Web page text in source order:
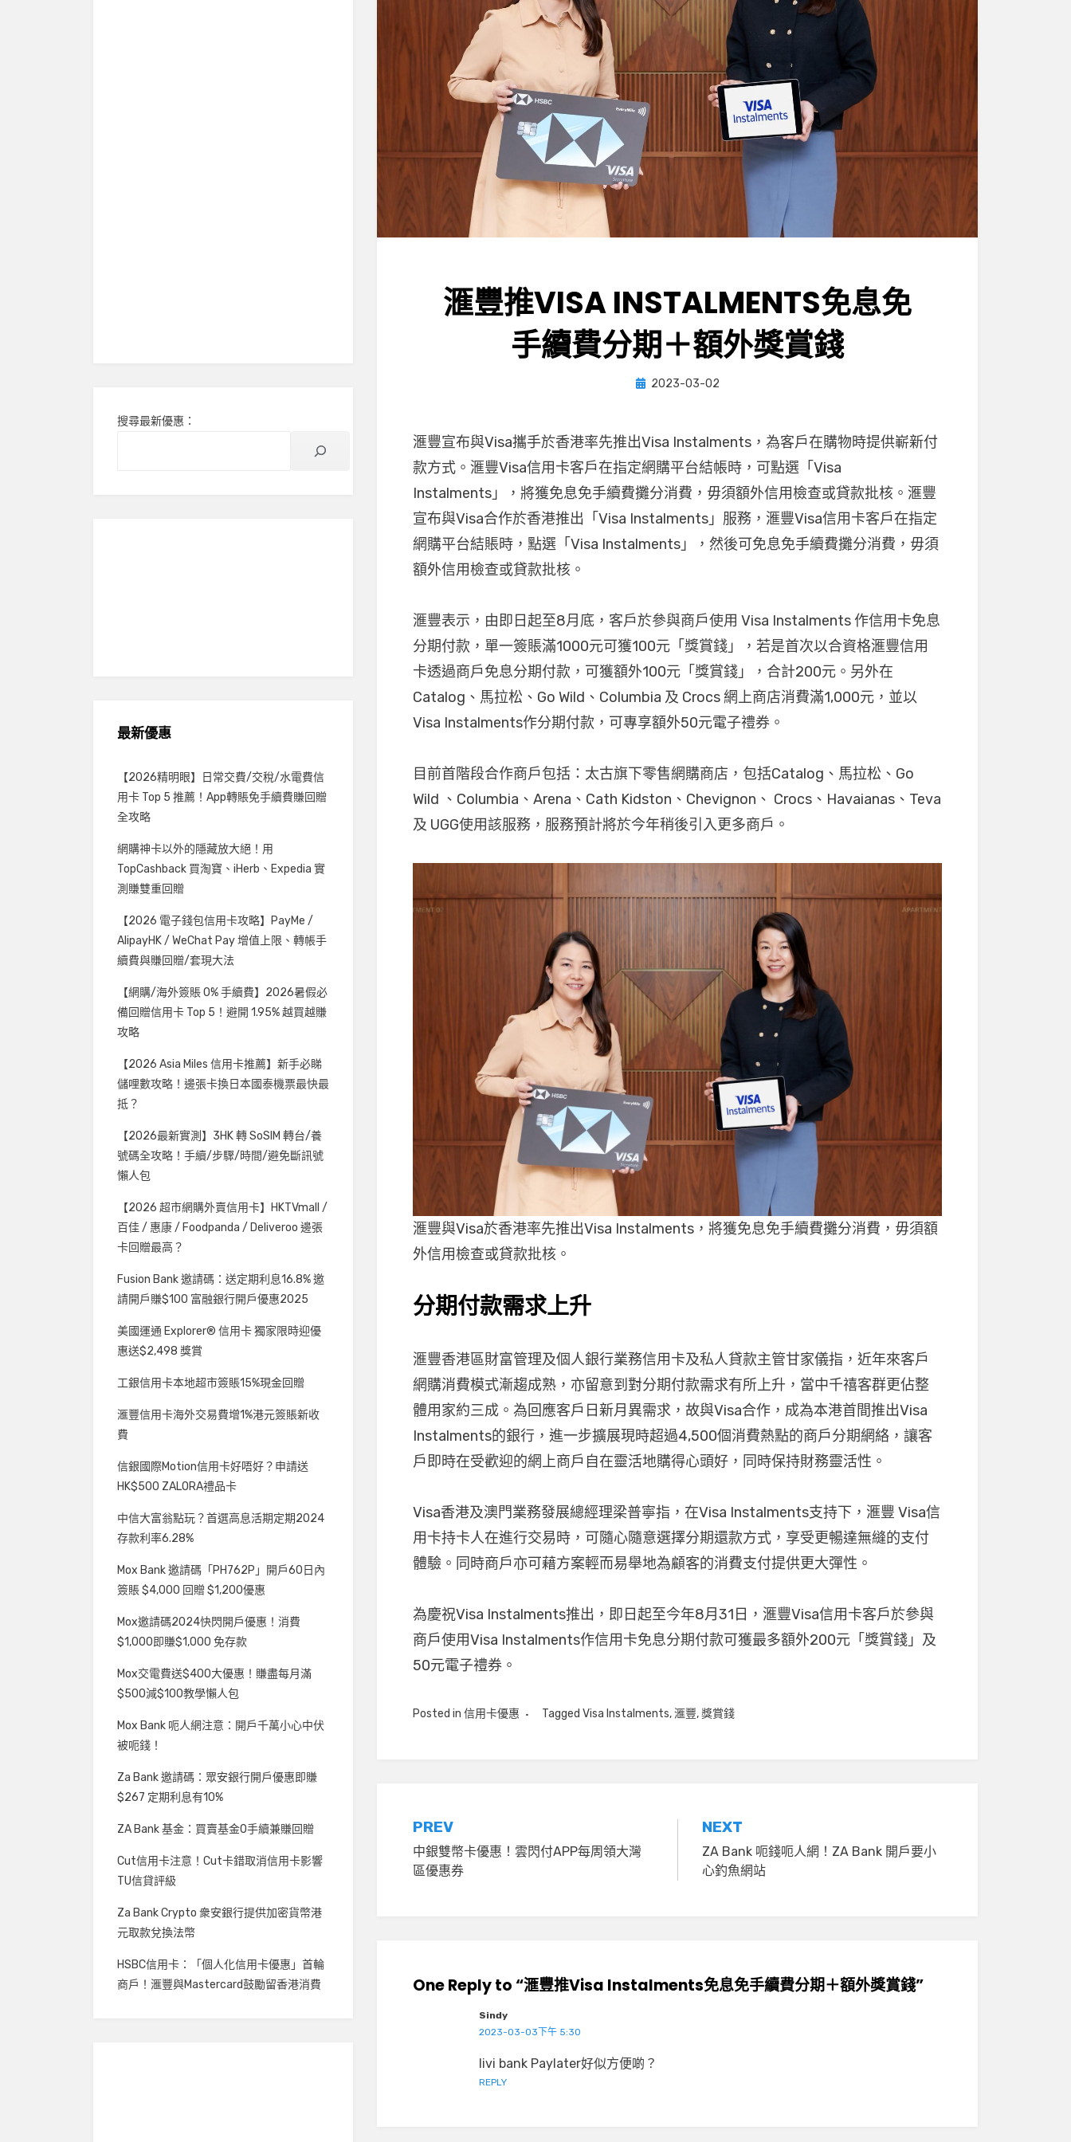
滙豐推VISA INSTALMENTS免息免
手續費分期＋額外獎賞錢
by小編
Posted
2023-03-02
滙豐宣布與Visa攜手於香港率先推出Visa Instalments，為客戶在購物時提供嶄新付
款方式。滙豐Visa信用卡客戶在指定網購平台結帳時，可點選「Visa
Instalments」，將獲免息免手續費攤分消費，毋須額外信用檢查或貸款批核。滙豐
宣布與Visa合作於香港推出「Visa Instalments」服務，滙豐Visa信用卡客戶在指定
網購平台結賬時，點選「Visa Instalments」，然後可免息免手續費攤分消費，毋須
額外信用檢查或貸款批核。
滙豐表示，由即日起至8月底，客戶於參與商戶使用 Visa Instalments 作信用卡免息
分期付款，單一簽賬滿1000元可獲100元「獎賞錢」，若是首次以合資格滙豐信用
卡透過商戶免息分期付款，可獲額外100元「獎賞錢」，合計200元。另外在
Catalog、馬拉松、Go Wild、Columbia 及 Crocs 網上商店消費滿1,000元，並以
Visa Instalments作分期付款，可專享額外50元電子禮券。
目前首階段合作商戶包括：太古旗下零售網購商店，包括Catalog、馬拉松、Go
Wild 、Columbia、Arena、Cath Kidston、Chevignon、 Crocs、Havaianas、Teva
及 UGG使用該服務，服務預計將於今年稍後引入更多商戶。
滙豐與Visa於香港率先推出Visa Instalments，將獲免息免手續費攤分消費，毋須額
外信用檢查或貸款批核。
分期付款需求上升
滙豐香港區財富管理及個人銀行業務信用卡及私人貸款主管甘家儀指，近年來客戶
網購消費模式漸趨成熟，亦留意到對分期付款需求有所上升，當中千禧客群更佔整
體用家約三成。為回應客戶日新月異需求，故與Visa合作，成為本港首間推出Visa
Instalments的銀行，進一步擴展現時超過4,500個消費熱點的商戶分期網絡，讓客
戶即時在受歡迎的網上商戶自在靈活地購得心頭好，同時保持財務靈活性。
Visa香港及澳門業務發展總經理梁普寧指，在Visa Instalments支持下，滙豐 Visa信
用卡持卡人在進行交易時，可隨心隨意選擇分期還款方式，享受更暢達無縫的支付
體驗。同時商戶亦可藉方案輕而易舉地為顧客的消費支付提供更大彈性。
為慶祝Visa Instalments推出，即日起至今年8月31日，滙豐Visa信用卡客戶於參與
商戶使用Visa Instalments作信用卡免息分期付款可獲最多額外200元「獎賞錢」及
50元電子禮券。
Posted in信用卡優惠 TaggedVisa Instalments,滙豐,獎賞錢
文
章
PREV
中銀雙幣卡優惠！雲閃付APP每周領大灣
區優惠券
NEXT
ZA Bank 呃錢呃人網！ZA Bank 開戶要小
心釣魚網站
One Reply to “滙豐推Visa Instalments免息免手續費分期＋額外獎賞錢”
Sindy
2023-03-03下午 5:30
livi bank Paylater好似方便啲？
REPLY
搜尋最新優惠：
最新優惠
【2026精明眼】日常交費/交稅/水電費信
用卡 Top 5 推薦！App轉賬免手續費賺回贈
全攻略
網購神卡以外的隱藏放大絕！用
TopCashback 買淘寶、iHerb、Expedia 實
測賺雙重回贈
【2026 電子錢包信用卡攻略】PayMe /
AlipayHK / WeChat Pay 增值上限、轉帳手
續費與賺回贈/套現大法
【網購/海外簽賬 0% 手續費】2026暑假必
備回贈信用卡 Top 5！避開 1.95% 越買越賺
攻略
【2026 Asia Miles 信用卡推薦】新手必睇
儲哩數攻略！邊張卡換日本國泰機票最快最
抵？
【2026最新實測】3HK 轉 SoSIM 轉台/養
號碼全攻略！手續/步驟/時間/避免斷訊號
懶人包
【2026 超市網購外賣信用卡】HKTVmall /
百佳 / 惠康 / Foodpanda / Deliveroo 邊張
卡回贈最高？
Fusion Bank 邀請碼：送定期利息16.8% 邀
請開戶賺$100 富融銀行開戶優惠2025
美國運通 Explorer® 信用卡 獨家限時迎優
惠送$2,498 獎賞
工銀信用卡本地超市簽賬15%現金回贈
滙豐信用卡海外交易費增1%港元簽賬新收
費
信銀國際Motion信用卡好唔好？申請送
HK$500 ZALORA禮品卡
中信大富翁點玩？首選高息活期定期2024
存款利率6.28%
Mox Bank 邀請碼「PH762P」開戶60日內
簽賬 $4,000 回贈 $1,200優惠
Mox邀請碼2024快閃開戶優惠！消費
$1,000即賺$1,000 免存款
Mox交電費送$400大優惠！賺盡每月滿
$500減$100教學懶人包
Mox Bank 呃人網注意：開戶千萬小心中伏
被呃錢！
Za Bank 邀請碼：眾安銀行開戶優惠即賺
$267 定期利息有10%
ZA Bank 基金：買賣基金0手續兼賺回贈
Cut信用卡注意！Cut卡錯取消信用卡影響
TU信貸評級
Za Bank Crypto 衆安銀行提供加密貨幣港
元取款兌換法幣
HSBC信用卡：「個人化信用卡優惠」首輪
商戶！滙豐與Mastercard鼓勵留香港消費